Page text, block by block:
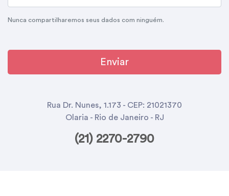
Nunca compartilharemos seus dados com ninguém.
Enviar
Rua Dr. Nunes, 1.173 - CEP: 21021370
Olaria - Rio de Janeiro - RJ
(21) 2270-2790